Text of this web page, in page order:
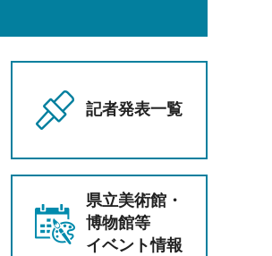
記者発表一覧
県立美術館・
博物館等
イベント情報